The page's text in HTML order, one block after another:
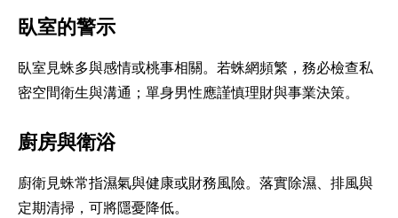
臥室的警示
臥室見蛛多與感情或桃事相關。若蛛網頻繁，務必檢查私
密空間衛生與溝通；單身男性應謹慎理財與事業決策。
廚房與衛浴
廚衛見蛛常指濕氣與健康或財務風險。落實除濕、排風與
定期清掃，可將隱憂降低。